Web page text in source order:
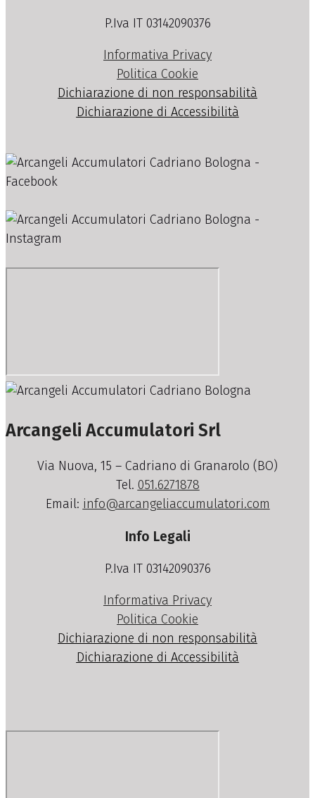
P.Iva IT 03142090376
Informativa Privacy
Politica Cookie
Dichiarazione di non responsabilità
Dichiarazione di Accessibilità
Arcangeli Accumulatori Srl
Via Nuova, 15 – Cadriano di Granarolo (BO)
Tel. 051.6271878
Email: info@arcangeliaccumulatori.com
Info Legali
P.Iva IT 03142090376
Informativa Privacy
Politica Cookie
Dichiarazione di non responsabilità
Dichiarazione di Accessibilità